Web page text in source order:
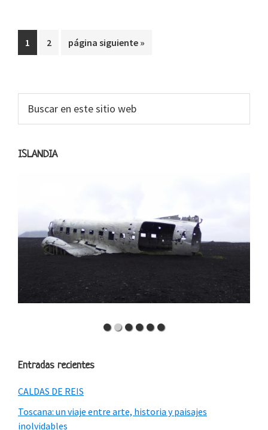
Ir
a
1
Ir
2
Ir
página siguiente »
Barra
lateral
este
web
ISLANDIA
Entradas recientes
CALDAS DE REIS
Toscana: un viaje entre arte, historia y paisajes
inolvidables